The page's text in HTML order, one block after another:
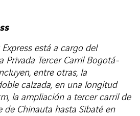
está a cargo del
Privada Tercer Carril Bogotá-
entre otras, la
calzada, en una longitud
la ampliación a tercer carril de
de Chinauta hasta Sibaté en